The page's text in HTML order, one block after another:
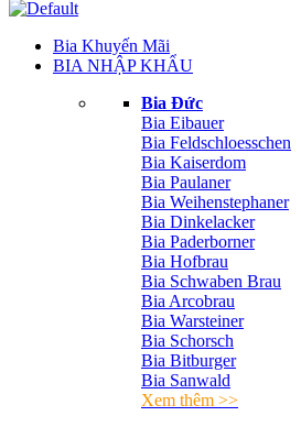
Bia Khuyến Mãi
BIA NHẬP KHẨU
Bia Đức
Bia Eibauer
Bia Feldschloesschen
Bia Kaiserdom
Bia Paulaner
Bia Weihenstephaner
Bia Dinkelacker
Bia Paderborner
Bia Hofbrau
Bia Schwaben Brau
Bia Arcobrau
Bia Warsteiner
Bia Schorsch
Bia Bitburger
Bia Sanwald
Xem thêm >>